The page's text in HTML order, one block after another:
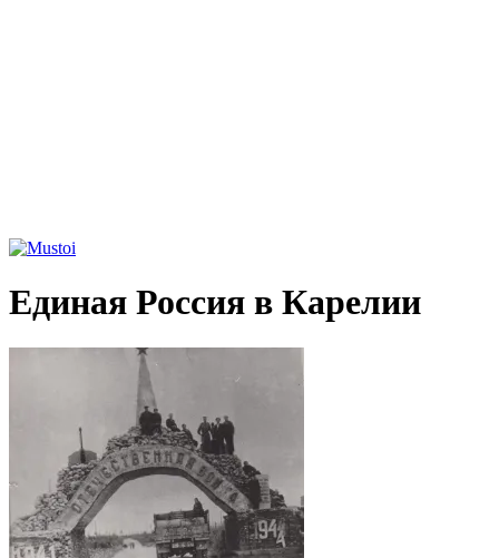
Единая Россия в Карелии